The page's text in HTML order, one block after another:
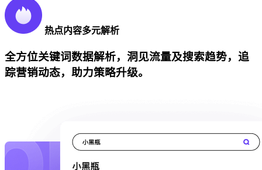
热点内容多元解析
全方位关键词数据解析，洞见流量及搜索趋势，追
踪营销动态，助力策略升级。